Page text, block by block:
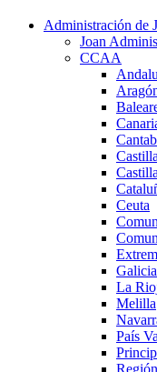
Administración de
Joan
CCAA
Ceuta
Galicia
La
Melilla
País